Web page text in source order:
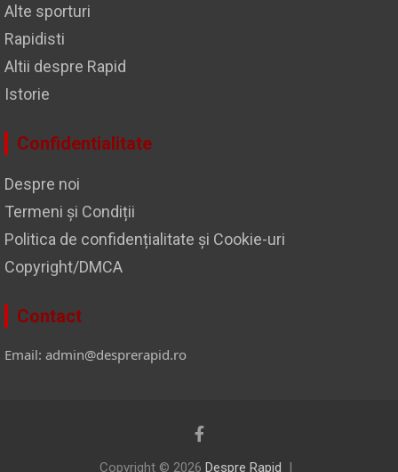
Alte sporturi
Rapidisti
Altii despre Rapid
Istorie
Confidentialitate
Despre noi
Termeni și Condiții
Politica de confidențialitate și Cookie-uri
Copyright/DMCA
Contact
Email: admin@desprerapid.ro
Copyright © 2026 Despre Rapid